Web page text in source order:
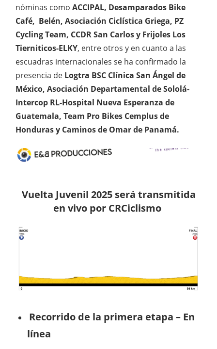
nóminas como ACCIPAL, Desamparados Bike
Café, Belén, Asociación Ciclística Griega, PZ
Cycling Team, CCDR San Carlos y Frijoles Los
Tierniticos-ELKY, entre otros y en cuanto a las
escuadras internacionales se ha confirmado la
presencia de Logtra BSC Clínica San Ángel de
México, Asociación Departamental de Sololá-
Intercop RL-Hospital Nueva Esperanza de
Guatemala, Team Pro Bikes Cemplus de
Honduras y Caminos de Omar de Panamá.
Vuelta Juvenil 2025 será transmitida
en vivo por CRCiclismo
Recorrido de la primera etapa – En
línea